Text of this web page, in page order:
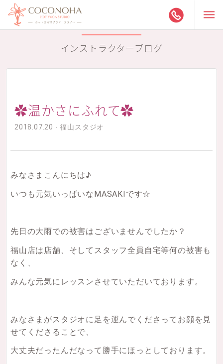
インストラクターブログ
✿温かさにふれて✿
2018.07.20 - 福山スタジオ
みなさまこんにちは♪
いつも元気いっぱいなMASAKIです☆
先日の大雨での被害はございませんでしたか？
福山店は店舗、そしてスタッフ全員自宅等何の被害も
なく、
みんな元気にレッスンさせていただいております。
みなさまがスタジオに足を運んでくださってお顔を見
せてくださることで、
大丈夫だったんだなって勝手にほっとしております。